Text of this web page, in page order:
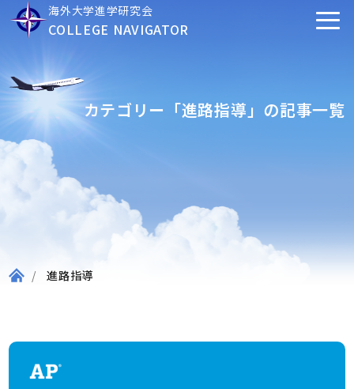
海外大学進学研究会
COLLEGE NAVIGATOR
カテゴリー「進路指導」の記事一覧
進路指導